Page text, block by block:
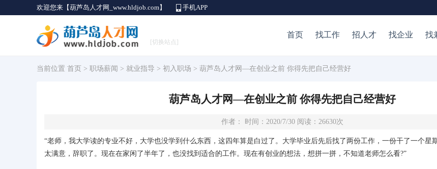
欢迎您来【葫芦岛人才网_www.hldjob.com】 手机APP
[切换站点]
首页 找工作 招人才 找企业 找
当前位置 首页 > 职场薪闻 > 就业指导 > 初入职场 > 葫芦岛人才网—在创业之前 你得先把自己经营好
葫芦岛人才网—在创业之前 你得先把自己经营好
作者： 时间：2020/7/30 阅读：26630次
“老师，我大学读的专业不好，大学也没学到什么东西，这四年算是白过了。大学毕业后先后找了两份工作，一份干了一个星
太满意，辞职了。现在在家闲了半年了，也没找到适合的工作。现在有创业的想法，想拼一拼，不知道老师怎么看?”